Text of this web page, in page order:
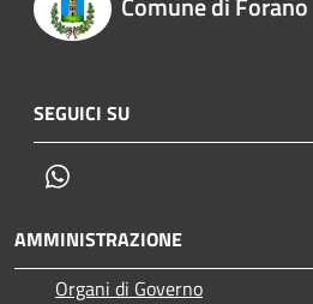
SEGUICI SU
AMMINISTRAZIONE
Organi di Governo